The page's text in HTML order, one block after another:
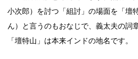
小次郎）を討つ「組討」の場面を「壇
ん）と言うのもおなじで、義太夫の詞
「壇特山」は本来インドの地名です。